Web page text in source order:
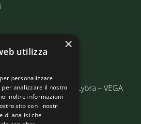
19/C Edificio Lybra – VEGA
×
utilizza
personalizzare
per analizzare il nostro
inoltre informazioni
sito con i nostri
di analisi che